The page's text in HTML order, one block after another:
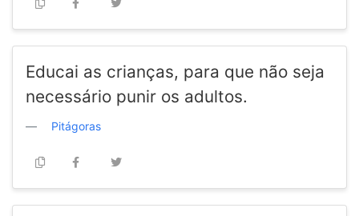
Educai as crianças, para que não seja
necessário punir os adultos.
Pitágoras